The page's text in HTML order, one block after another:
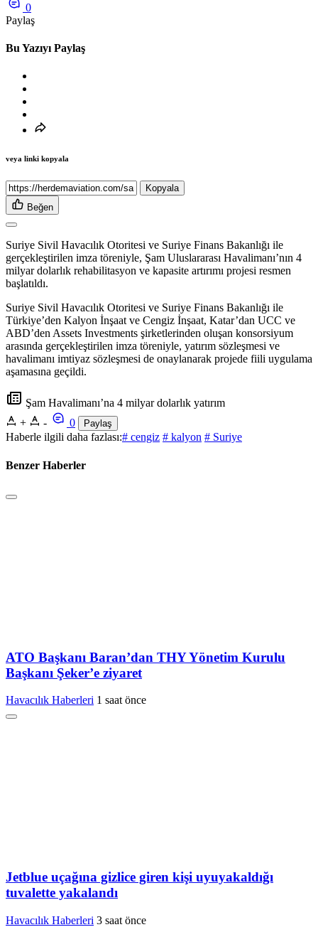
0
Paylaş
Bu Yazıyı Paylaş
veya linki kopyala
Kopyala
Beğen
Suriye Sivil Havacılık Otoritesi ve Suriye Finans Bakanlığı ile
gerçekleştirilen imza töreniyle, Şam Uluslararası Havalimanı’nın 4
milyar dolarlık rehabilitasyon ve kapasite artırımı projesi resmen
başlatıldı.
Suriye Sivil Havacılık Otoritesi ve Suriye Finans Bakanlığı ile
Türkiye’den Kalyon İnşaat ve Cengiz İnşaat, Katar’dan UCC ve
ABD’den Assets Investments şirketlerinden oluşan konsorsiyum
arasında gerçekleştirilen imza töreniyle, yatırım sözleşmesi ve
havalimanı imtiyaz sözleşmesi de onaylanarak projede fiili uygulama
aşamasına geçildi.
Şam Havalimanı’na 4 milyar dolarlık yatırım
+
- 0 Paylaş
Haberle ilgili daha fazlası:# cengiz # kalyon # Suriye
Benzer Haberler
ATO Başkanı Baran’dan THY Yönetim Kurulu
Başkanı Şeker’e ziyaret
Havacılık Haberleri 1 saat önce
Jetblue uçağına gizlice giren kişi uyuyakaldığı
tuvalette yakalandı
Havacılık Haberleri 3 saat önce